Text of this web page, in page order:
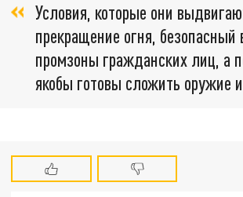
Условия, которые они
прекращение огня, безопасный
промзоны гражданских лиц, а
якобы готовы сложить оружие